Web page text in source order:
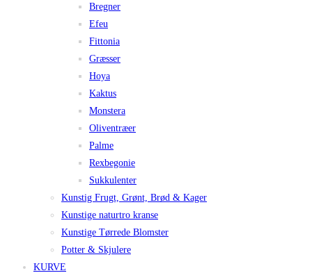
Bregner
Efeu
Fittonia
Græsser
Hoya
Kaktus
Monstera
Oliventræer
Palme
Rexbegonie
Sukkulenter
Kunstig Frugt, Grønt, Brød & Kager
Kunstige naturtro kranse
Kunstige Tørrede Blomster
Potter & Skjulere
KURVE